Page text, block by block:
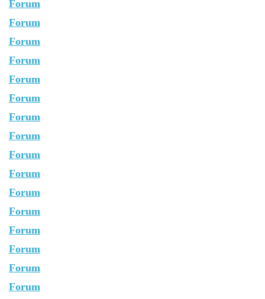
Forum
Forum
Forum
Forum
Forum
Forum
Forum
Forum
Forum
Forum
Forum
Forum
Forum
Forum
Forum
Forum